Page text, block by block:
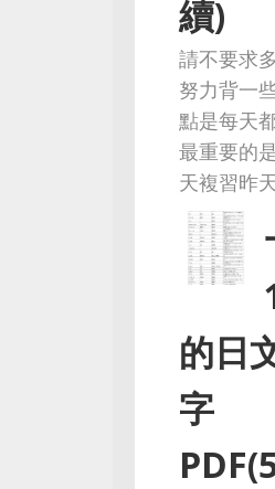
續)
請不要求
努力背一
點是每天
最重要的
天複習昨
的日
字